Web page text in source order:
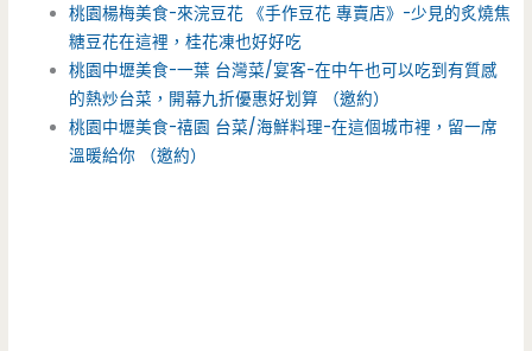
桃園楊梅美食-來浣豆花 《手作豆花 專賣店》-少見的炙燒焦
糖豆花在這裡，桂花凍也好好吃
桃園中壢美食-一葉 台灣菜/宴客-在中午也可以吃到有質感
的熱炒台菜，開幕九折優惠好划算 （邀約）
桃園中壢美食-禧園 台菜/海鮮料理-在這個城市裡，留一席
溫暖給你 （邀約）